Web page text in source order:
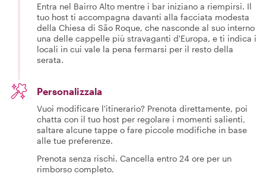
Entra nel Bairro Alto mentre i bar iniziano a riempirsi. Il
tuo host ti accompagna davanti alla facciata modesta
della Chiesa di São Roque, che nasconde al suo interno
una delle cappelle più stravaganti d'Europa, e ti indica i
locali in cui vale la pena fermarsi per il resto della
serata.
Personalizzala
Vuoi modificare l'itinerario? Prenota direttamente, poi
chatta con il tuo host per regolare i momenti salienti,
saltare alcune tappe o fare piccole modifiche in base
alle tue preferenze.
Prenota senza rischi. Cancella entro 24 ore per un
rimborso completo.